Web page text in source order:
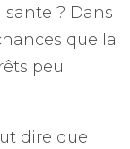
? Dans
que la
peu
dire que